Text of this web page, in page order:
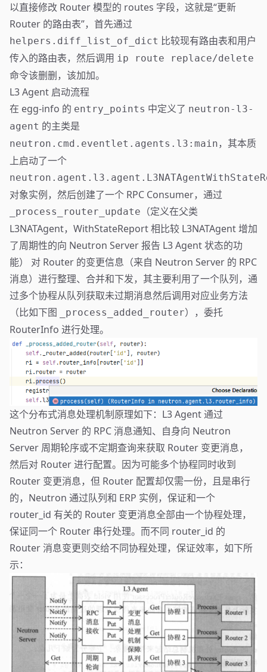
以直接修改 Router 模型的 routes 字段，这就是“更新
Router 的路由表”，首先通过
helpers.diff_list_of_dict 比较现有路由表和用户
传入的路由表，然后调用 ip route replace/delete
命令该删删，该加加。
L3 Agent 启动流程
在 egg-info 的 entry_points 中定义了 neutron-l3-
agent 的主类是
neutron.cmd.eventlet.agents.l3:main，其本质
上启动了一个
对象实例，然后创建了一个 RPC Consumer，通过
_process_router_update
（定义在父类
L3NATAgent，WithStateReport 相比较 L3NATAgent 增加
了周期性的向 Neutron Server 报告 L3 Agent 状态的功
能） 对 Router 的变更信息（来自 Neutron Server 的 RPC
消息）进行整理、合并和下发，其主要利用了一个队列，通
过多个协程从队列获取未过期消息然后调用对应业务方法
（比如下图
_process_added_router），委托
RouterInfo 进行处理。
这个分布式消息处理机制原理如下：L3 Agent 通过
Neutron Server 的 RPC 消息通知、自身向 Neutron
Server 周期轮序或不定期查询来获取 Router 变更消息，
然后对 Router 进行配置。因为可能多个协程同时收到
Router 变更消息，但 Router 配置却仅需一份，且是串行
的，Neutron 通过队列和 ERP 实例，保证和一个
router_id 有关的 Router 变更消息全部由一个协程处理，
保证同一个 Router 串行处理。而不同 router_id 的
Router 消息变更则交给不同协程处理，保证效率，如下所
示：